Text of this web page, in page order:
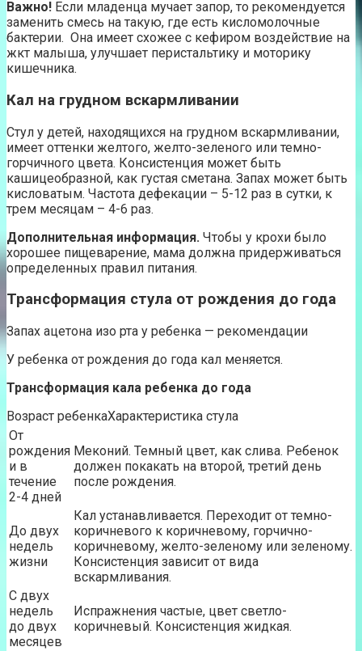
Важно! Если младенца мучает запор, то рекомендуется
заменить смесь на такую, где есть кисломолочные
бактерии. Она имеет схожее с кефиром воздействие на
жкт малыша, улучшает перистальтику и моторику
кишечника.
Кал на грудном вскармливании
Стул у детей, находящихся на грудном вскармливании,
имеет оттенки желтого, желто-зеленого или темно-
горчичного цвета. Консистенция может быть
кашицеобразной, как густая сметана. Запах может быть
кисловатым. Частота дефекации – 5-12 раз в сутки, к
трем месяцам – 4-6 раз.
Дополнительная информация. Чтобы у крохи было
хорошее пищеварение, мама должна придерживаться
определенных правил питания.
Трансформация стула от рождения до года
Запах ацетона изо рта у ребенка — рекомендации
У ребенка от рождения до года кал меняется.
Трансформация кала ребенка до года
Возраст ребенкаХарактеристика стула
От
рождения
и в
течение
2-4 дней
Меконий. Темный цвет, как слива. Ребенок
должен покакать на второй, третий день
после рождения.
До двух
недель
жизни
Кал устанавливается. Переходит от темно-
коричневого к коричневому, горчично-
коричневому, желто-зеленому или зеленому.
Консистенция зависит от вида
вскармливания.
С двух
недель
до двух
месяцев
Испражнения частые, цвет светло-
коричневый. Консистенция жидкая.